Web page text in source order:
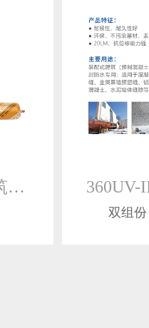
360UV装配式建筑专用改性硅烷密封胶
双组